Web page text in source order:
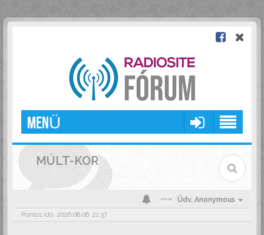
MENÜ
MÚLT-KOR
Üdv, Anonymous
Pontos idő: 2026.08.06. 21:37